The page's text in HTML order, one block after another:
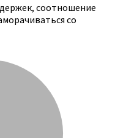
соотношение
со